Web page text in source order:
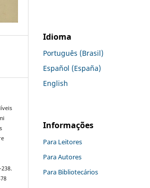
Idioma
Português (Brasil)
Español (España)
English
Informações
Para Leitores
Para Autores
Para Bibliotecários